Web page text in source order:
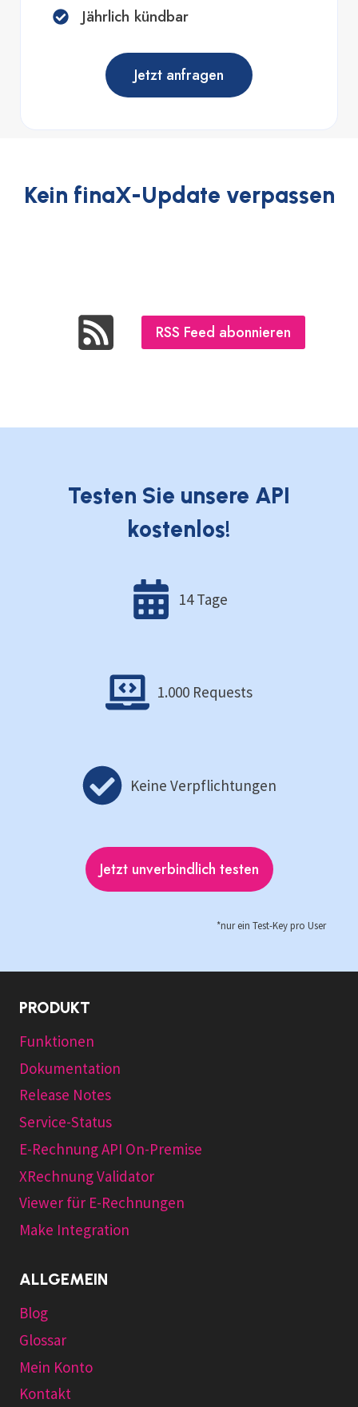
Jährlich kündbar
Jetzt anfragen
Kein finaX-Update verpassen
RSS Feed abonnieren
Testen Sie unsere API
kostenlos!
14 Tage
1.000 Requests
Keine Verpflichtungen
Jetzt unverbindlich testen
*nur ein Test-Key pro User
PRODUKT
Funktionen
Dokumentation
Release Notes
Service-Status
E-Rechnung API On-Premise
XRechnung Validator
Viewer für E-Rechnungen
Make Integration
ALLGEMEIN
Blog
Glossar
Mein Konto
Kontakt